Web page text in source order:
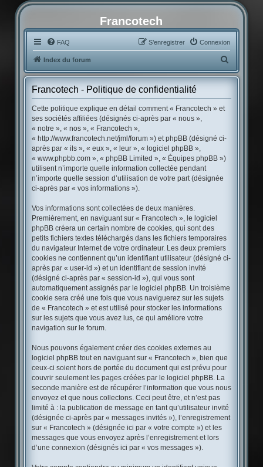
Francotech
FAQ Connexion
S’enregistrer
Index du forum
e
Francotech - Politique de confidentialité
Cette politique explique en détail comment « Francotech » et
ses sociétés affiliées (désignés ci-après par « nous »,
« notre », « nos », « Francotech »,
« http://www.francotech.net/jml/forum ») et phpBB (désigné ci-
après par « ils », « eux », « leur », « logiciel phpBB »,
« www.phpbb.com », « phpBB Limited », « Équipes phpBB »)
utilisent n’importe quelle information collectée pendant
n’importe quelle session d’utilisation de votre part (désignée
ci-après par « vos informations »).
Vos informations sont collectées de deux manières.
Premièrement, en naviguant sur « Francotech », le logiciel
phpBB créera un certain nombre de cookies, qui sont des
petits fichiers textes téléchargés dans les fichiers temporaires
du navigateur Internet de votre ordinateur. Les deux premiers
cookies ne contiennent qu’un identifiant utilisateur (désigné ci-
après par « user-id ») et un identifiant de session invité
(désigné ci-après par « session-id »), qui vous sont
automatiquement assignés par le logiciel phpBB. Un troisième
cookie sera créé une fois que vous naviguerez sur les sujets
de « Francotech » et est utilisé pour stocker les informations
sur les sujets que vous avez lus, ce qui améliore votre
navigation sur le forum.
Nous pouvons également créer des cookies externes au
logiciel phpBB tout en naviguant sur « Francotech », bien que
ceux-ci soient hors de portée du document qui est prévu pour
couvrir seulement les pages créées par le logiciel phpBB. La
seconde manière est de récupérer l’information que vous nous
envoyez et que nous collectons. Ceci peut être, et n’est pas
limité à : la publication de message en tant qu’utilisateur invité
(désignée ci-après par « messages invités »), l’enregistrement
sur « Francotech » (désignée ici par « votre compte ») et les
messages que vous envoyez après l’enregistrement et lors
d’une connexion (désignés ici par « vos messages »).